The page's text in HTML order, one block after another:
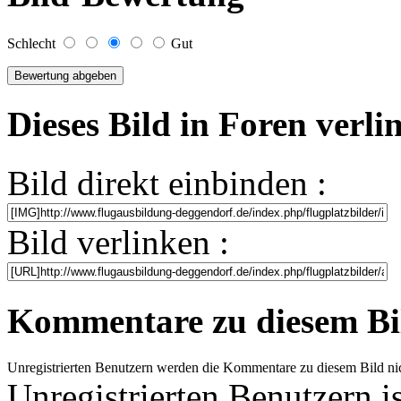
Schlecht Gut
Dieses Bild in Foren
Bild direkt einbinden :
Bild verlinken :
Kommentare zu diesem
Unregistrierten Benutzern werden die Kommentare zu diesem Bild